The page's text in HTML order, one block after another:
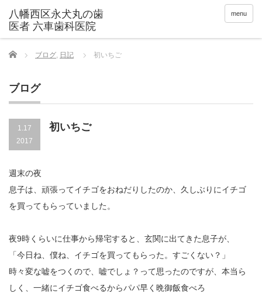
menu
Home ブログ, 日記 初いちご
ブログ
1.17
2017
初いちご
週末の夜
息子は、頑張ってイチゴをおねだりしたのか、久しぶりにイチゴ
を買ってもらっていました。
夜9時くらいに仕事から帰宅すると、玄関に出てきた息子が、
「今日ね、僕ね、イチゴを買ってもらった。すごくない？」
時々変な嘘をつくので、嘘でしょ？って思ったのですが、本当ら
しく、一緒にイチゴ食べるからパパ早く晩御飯食べろ